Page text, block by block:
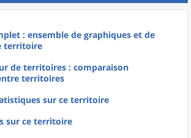
: ensemble de graphiques et de
territoire
de territoires : comparaison
territoires
sur ce territoire
sur ce territoire